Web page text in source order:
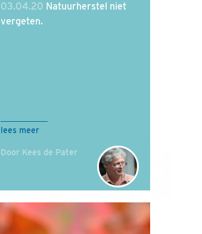
03.04.20 Natuurherstel niet
vergeten.
lees meer
Door Kees de Pater